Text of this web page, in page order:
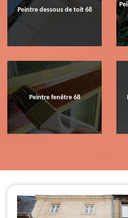
Peintre dessous de toit 68
Peintre fenêtre 68